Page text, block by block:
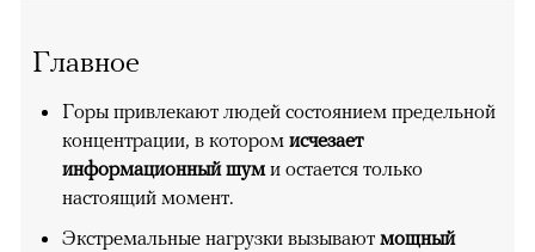
Главное
Горы привлекают людей состоянием предельной
концентрации, в котором исчезает
информационный шум и остается только
настоящий момент.
Экстремальные нагрузки вызывают мощный